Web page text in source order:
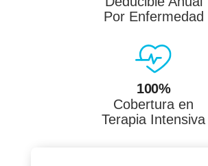
Por Enfermedad
100%
Cobertura en
Terapia Intensiva